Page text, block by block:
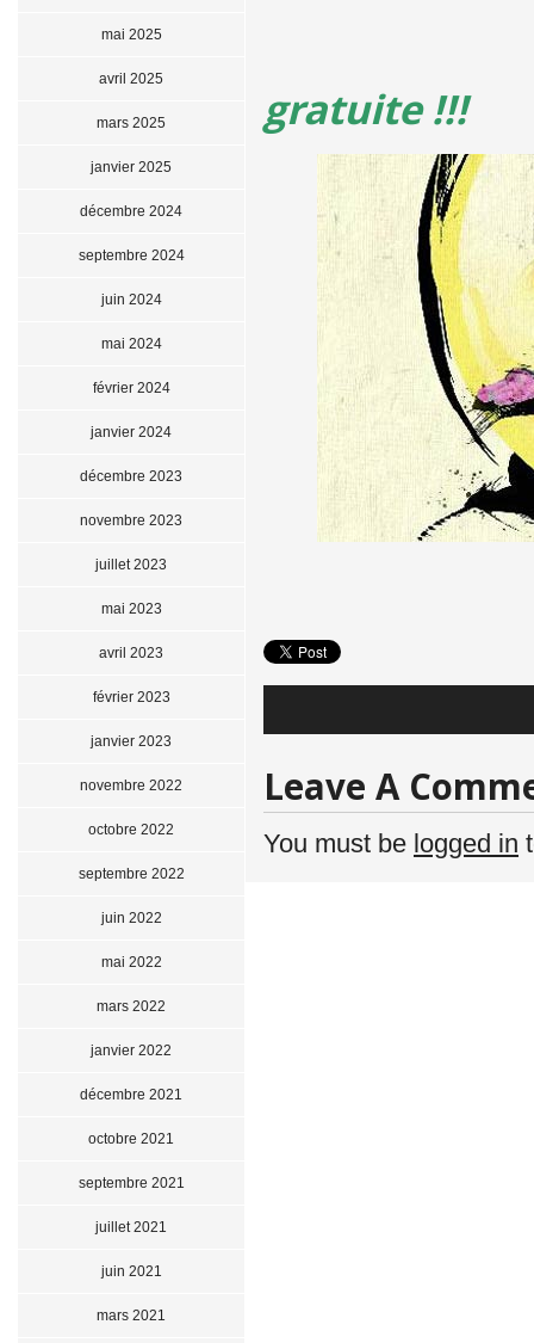
gratuite
Leave A
You must be logged in
mai 2025
avril 2025
mars 2025
janvier 2025
décembre 2024
septembre 2024
juin 2024
mai 2024
février 2024
janvier 2024
décembre 2023
novembre 2023
juillet 2023
mai 2023
avril 2023
février 2023
janvier 2023
novembre 2022
octobre 2022
septembre 2022
juin 2022
mai 2022
mars 2022
janvier 2022
décembre 2021
octobre 2021
septembre 2021
juillet 2021
juin 2021
mars 2021